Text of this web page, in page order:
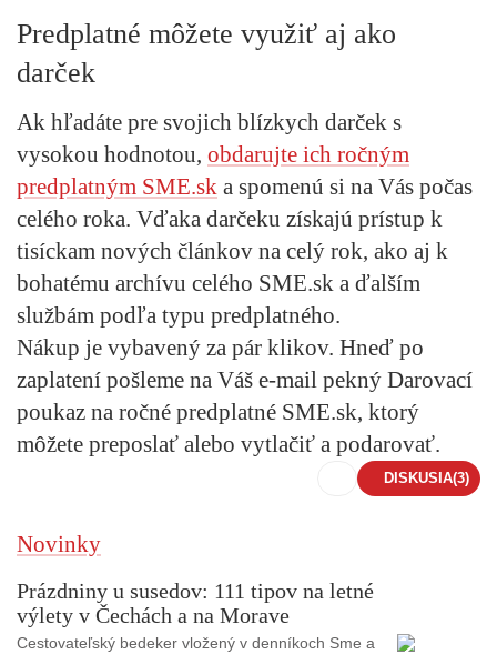
Predplatné môžete využiť aj ako
darček
Ak hľadáte pre svojich blízkych darček s
vysokou hodnotou, obdarujte ich ročným
predplatným SME.sk a spomenú si na Vás počas
celého roka. Vďaka darčeku získajú prístup k
tisíckam nových článkov na celý rok, ako aj k
bohatému archívu celého SME.sk a ďalším
službám podľa typu predplatného.
Nákup je vybavený za pár klikov. Hneď po
zaplatení pošleme na Váš e-mail pekný Darovací
poukaz na ročné predplatné SME.sk, ktorý
môžete preposlať alebo vytlačiť a podarovať.
DISKUSIA(3)
Novinky
Prázdniny u susedov: 111 tipov na letné
výlety v Čechách a na Morave
Cestovateľský bedeker vložený v denníkoch Sme a